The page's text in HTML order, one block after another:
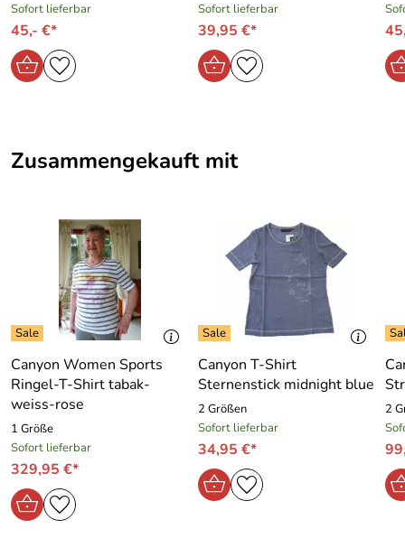
Sofort lieferbar
45,- €*
Sofort lieferbar
39,95 €*
Zusammengekauft mit
Canyon Women Sports
Ringel-T-Shirt tabak-
weiss-rose
1 Größe
Sofort lieferbar
329,95 €*
Canyon T-Shirt
Sternenstick midnight blue
2 Größen
Sofort lieferbar
34,95 €*
2